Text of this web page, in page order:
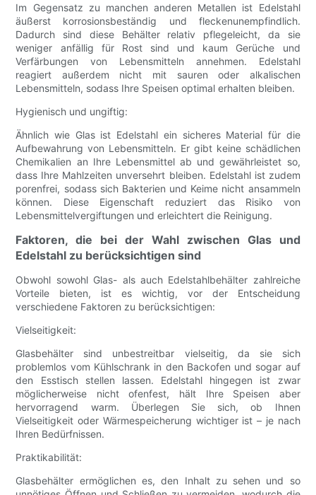
Im Gegensatz zu manchen anderen Metallen ist Edelstahl
äußerst korrosionsbeständig und fleckenunempfindlich.
Dadurch sind diese Behälter relativ pflegeleicht, da sie
weniger anfällig für Rost sind und kaum Gerüche und
Verfärbungen von Lebensmitteln annehmen. Edelstahl
reagiert außerdem nicht mit sauren oder alkalischen
Lebensmitteln, sodass Ihre Speisen optimal erhalten bleiben.
Hygienisch und ungiftig:
Ähnlich wie Glas ist Edelstahl ein sicheres Material für die
Aufbewahrung von Lebensmitteln. Er gibt keine schädlichen
Chemikalien an Ihre Lebensmittel ab und gewährleistet so,
dass Ihre Mahlzeiten unversehrt bleiben. Edelstahl ist zudem
porenfrei, sodass sich Bakterien und Keime nicht ansammeln
können. Diese Eigenschaft reduziert das Risiko von
Lebensmittelvergiftungen und erleichtert die Reinigung.
Faktoren, die bei der Wahl zwischen Glas und
Edelstahl zu berücksichtigen sind
Obwohl sowohl Glas- als auch Edelstahlbehälter zahlreiche
Vorteile bieten, ist es wichtig, vor der Entscheidung
verschiedene Faktoren zu berücksichtigen:
Vielseitigkeit:
Glasbehälter sind unbestreitbar vielseitig, da sie sich
problemlos vom Kühlschrank in den Backofen und sogar auf
den Esstisch stellen lassen. Edelstahl hingegen ist zwar
möglicherweise nicht ofenfest, hält Ihre Speisen aber
hervorragend warm. Überlegen Sie sich, ob Ihnen
Vielseitigkeit oder Wärmespeicherung wichtiger ist – je nach
Ihren Bedürfnissen.
Praktikabilität:
Glasbehälter ermöglichen es, den Inhalt zu sehen und so